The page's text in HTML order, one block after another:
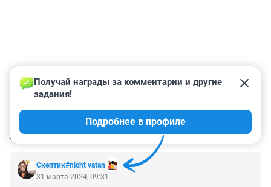
КОММЕНТАРИИ 1
Скептик#nicht vatan
Получай награды за комментарии и другие
задания!
Подробнее в профиле
31 марта 2024, 09:31